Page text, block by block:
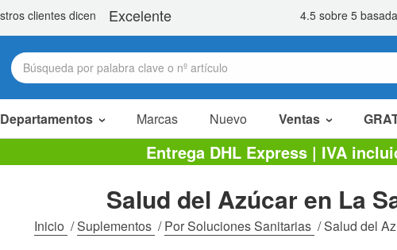
Departamentos Marcas Nuevo VentasArtículos en
Packs Ahorro
Liquidaciones
Entrega DHL Express | IVA
Salud del Azúcar en La
Inicio /Suplementos /Por Soluciones Sanitarias /Salud del